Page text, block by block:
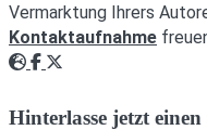
Vermarktung Ihrers
Kontaktaufnahme
Webseite
Facebook
Hinterlasse jetzt